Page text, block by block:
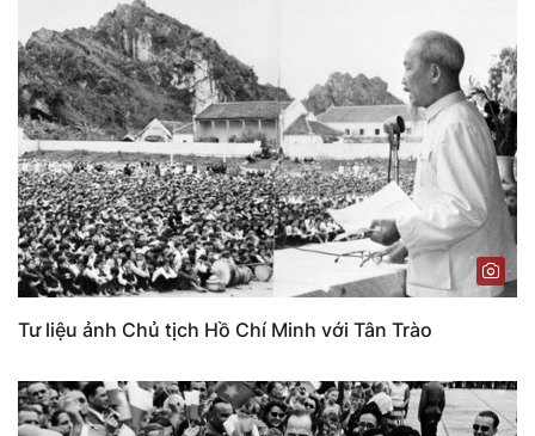
Tư liệu ảnh Chủ tịch Hồ Chí Minh với Tân Trào